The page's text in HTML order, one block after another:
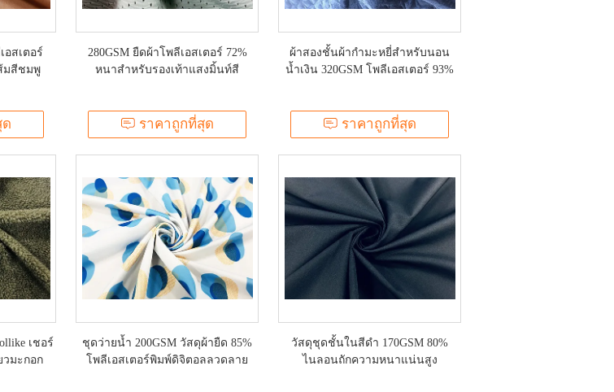
อสเตอร์
มสีชมพู
280GSM ยืดผ้าโพลีเอสเตอร์ 72%
หนาสำหรับรองเท้าแสงมิ้นท์สี
ราคาถูกที่สุด
ผ้าสองชั้นผ้ากำมะหยี่สำหรับนอน
น้ำเงิน 320GSM โพลีเอสเตอร์ 93%
ราคาถูกที่สุด
เชอร์
มะกอก
ชุดว่ายน้ำ 200GSM วัสดุผ้ายืด 85%
โพลีเอสเตอร์พิมพ์ดิจิตอลลวดลาย
วัสดุชุดชั้นในสีดำ 170GSM 80%
ไนลอนถักความหนาแน่นสูง